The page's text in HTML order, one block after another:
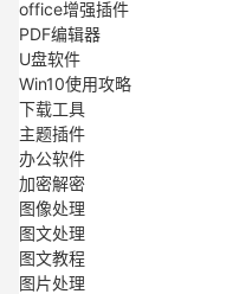
office增强插件
PDF编辑器
U盘软件
Win10使用攻略
下载工具
主题插件
办公软件
加密解密
图像处理
图文处理
图文教程
图片处理